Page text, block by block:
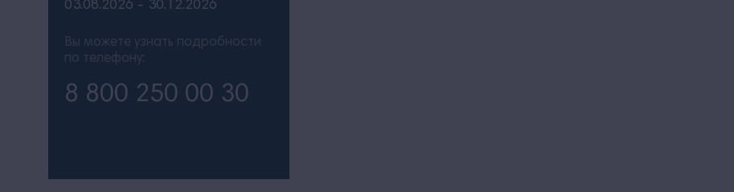
03.08.2026 - 30.12.2026
Вы можете узнать подробности
по телефону:
8 800 250 00 30